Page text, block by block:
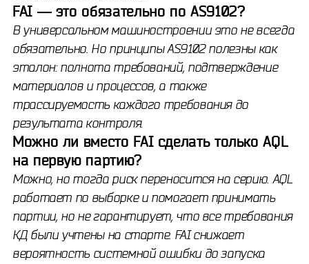
FAI — это обязательно по AS9102?
В универсальном машиностроении это не всегда
обязательно. Но принципы AS9102 полезны как
эталон: полнота требований, подтверждение
материалов и процессов, а также
трассируемость каждого требования до
результата контроля.
Можно ли вместо FAI сделать только AQL
на первую партию?
Можно, но тогда риск переносится на серию. AQL
работает по выборке и помогает принимать
партии, но не гарантирует, что все требования
КД были учтены на старте. FAI снижает
вероятность системной ошибки до запуска